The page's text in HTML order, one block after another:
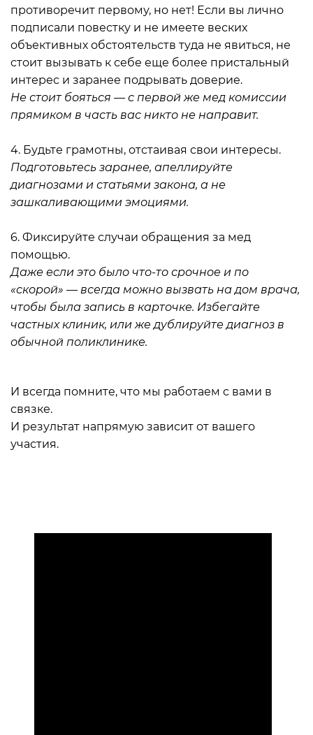
противоречит первому, но нет! Если вы лично
подписали повестку и не имеете веских
объективных обстоятельств туда не явиться, не
стоит вызывать к себе еще более пристальный
интерес и заранее подрывать доверие.
Не стоит бояться — с первой же мед комиссии
прямиком в часть вас никто не направит.
4. Будьте грамотны, отстаивая свои интересы.
Подготовьтесь заранее, апеллируйте
диагнозами и статьями закона, а не
зашкаливающими эмоциями.
6. Фиксируйте случаи обращения за мед
помощью.
Даже если это было что-то срочное и по
«скорой» — всегда можно вызвать на дом врача,
чтобы была запись в карточке. Избегайте
частных клиник, или же дублируйте диагноз в
обычной поликлинике.
И всегда помните, что мы работаем с вами в
связке.
И результат напрямую зависит от вашего
участия.